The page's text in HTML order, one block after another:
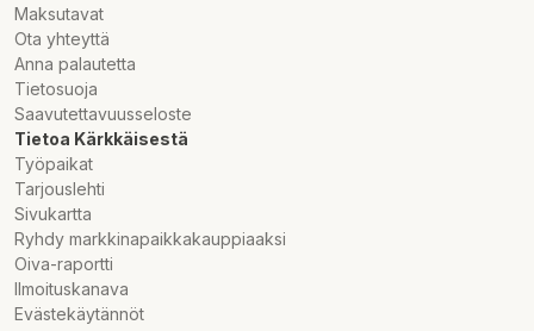
Maksutavat
Ota yhteyttä
Anna palautetta
Tietosuoja
Saavutettavuusseloste
Tietoa Kärkkäisestä
Työpaikat
Tarjouslehti
Sivukartta
Ryhdy markkinapaikkakauppiaaksi
Oiva-raportti
Ilmoituskanava
Evästekäytännöt